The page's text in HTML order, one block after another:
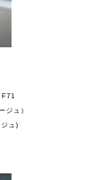
F71
ジュ）
ュ)